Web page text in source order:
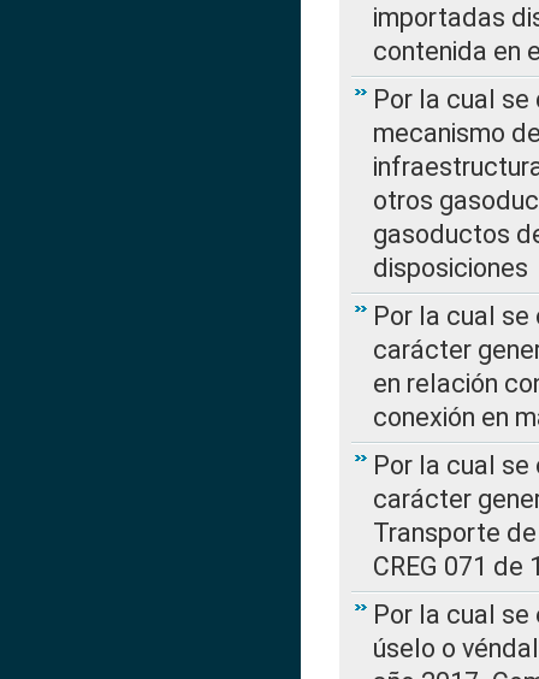
importadas
contenida en
Por la cual se
mecanismo
otros
gasoductos
disposiciones
Por la cual
carácter
en relación
conexión en
Por la cual
carácter
Transporte
CREG 071 de
Por la cual
úselo o